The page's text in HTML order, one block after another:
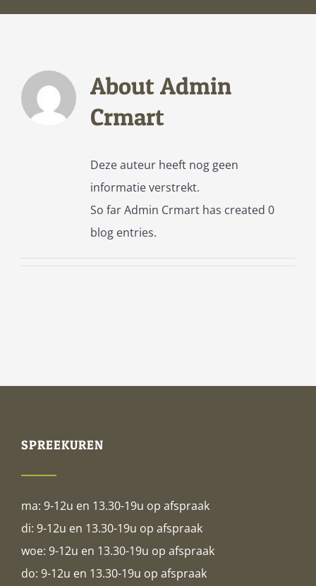
AboutAdmin
Crmart
Deze auteur heeft nog geen
informatie verstrekt.
So far Admin Crmart has created 0
blog entries.
SPREEKUREN
ma: 9-12u en 13.30-19u op afspraak
di: 9-12u en 13.30-19u op afspraak
woe: 9-12u en 13.30-19u op afspraak
do: 9-12u en 13.30-19u op afspraak